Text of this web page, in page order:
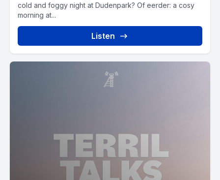
cold and foggy night at Dudenpark? Of eerder: a cosy
morning at...
Listen